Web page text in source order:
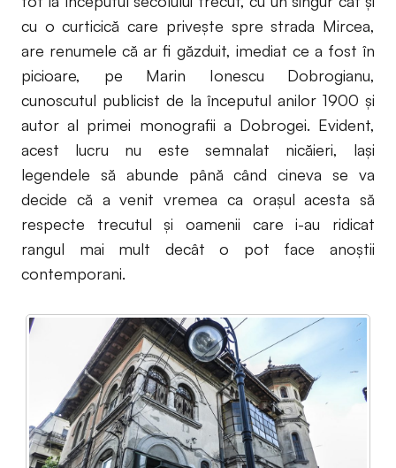
cu o curticică care priveşte spre strada Mircea,
are renumele că ar fi găzduit, imediat ce a fost în
picioare, pe Marin Ionescu Dobrogianu,
cunoscutul publicist de la începutul anilor 1900 şi
autor al primei monografii a Dobrogei. Evident,
acest lucru nu este semnalat nicăieri, laşi
legendele să abunde până când cineva se va
decide că a venit vremea ca oraşul acesta să
respecte trecutul şi oamenii care i-au ridicat
rangul mai mult decât o pot face anoştii
contemporani.